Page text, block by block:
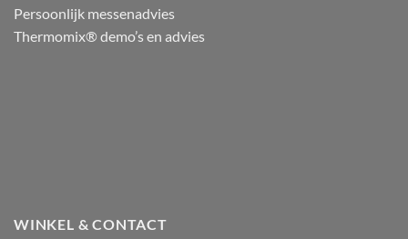
Persoonlijk messenadvies
Thermomix® demo’s en advies
WINKEL & CONTACT